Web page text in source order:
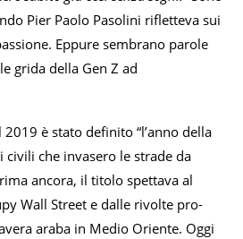
Pier Paolo Pasolini rifletteva sui
Eppure sembrano parole
grida della Gen Z ad
è stato definito “l’anno della
civili che invasero le strade da
ancora, il titolo spettava al
Wall Street e dalle rivolte pro-
araba in Medio Oriente. Oggi